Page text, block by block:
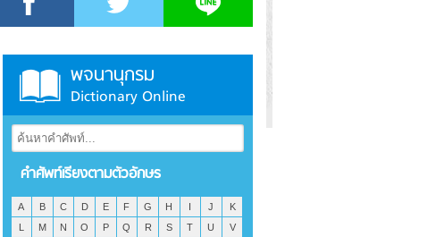
พจนานุกรม
Dictionary Online
คำศัพท์เรียงตามตัวอักษร
A B C D E F G H I J
K
L
M N O P Q R S T U
V